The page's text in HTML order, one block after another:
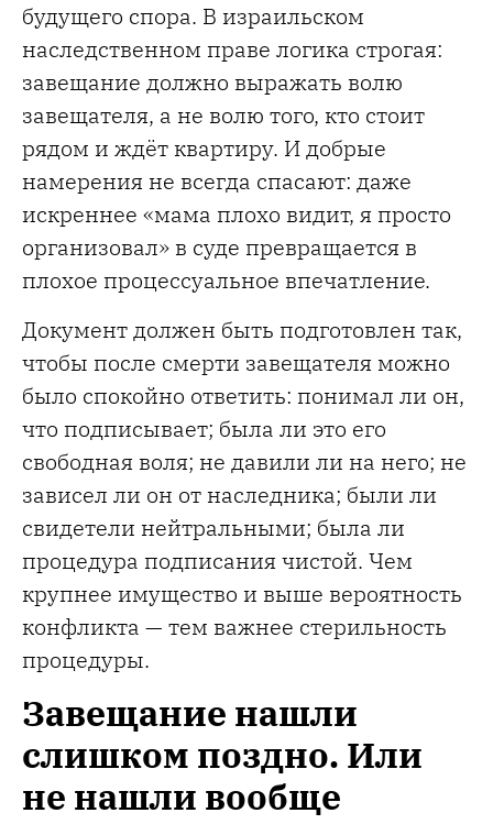
будущего спора. В израильском
наследственном праве логика строгая:
завещание должно выражать волю
завещателя, а не волю того, кто стоит
рядом и ждёт квартиру. И добрые
намерения не всегда спасают: даже
искреннее «мама плохо видит, я просто
организовал» в суде превращается в
плохое процессуальное впечатление.
Документ должен быть подготовлен так,
чтобы после смерти завещателя можно
было спокойно ответить: понимал ли он,
что подписывает; была ли это его
свободная воля; не давили ли на него; не
зависел ли он от наследника; были ли
свидетели нейтральными; была ли
процедура подписания чистой. Чем
крупнее имущество и выше вероятность
конфликта — тем важнее стерильность
процедуры.
Завещание нашли
слишком поздно. Или
не нашли вообще